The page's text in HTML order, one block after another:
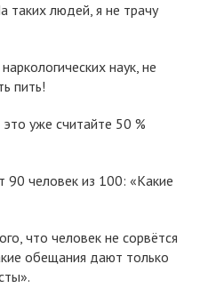
людей, я не трачу
наук, не
пить!
уже считайте 50 %
90 человек из 100: «Какие
что человек не сорвётся
обещания дают только